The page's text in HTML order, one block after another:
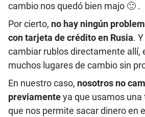
cambio nos quedó bien majo 🙂 .
Por cierto, no hay ningún
con tarjeta de crédito en Rusia.
cambiar rublos directamente allí,
muchos lugares de cambio sin
En nuestro caso, nosotros no
previamenteya que usamos
que nos permite sacar dinero en